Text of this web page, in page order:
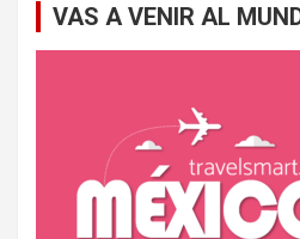
c
VAS A VENIR AL